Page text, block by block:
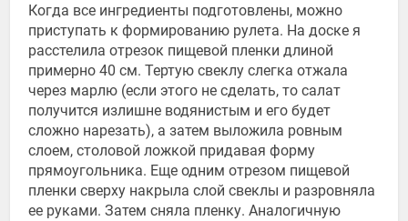
Когда все ингредиенты подготовлены, можно
приступать к формированию рулета. На доске я
расстелила отрезок пищевой пленки длиной
примерно 40 см. Тертую свеклу слегка отжала
через марлю (если этого не сделать, то салат
получится излишне водянистым и его будет
сложно нарезать), а затем выложила ровным
слоем, столовой ложкой придавая форму
прямоугольника. Еще одним отрезом пищевой
пленки сверху накрыла слой свеклы и разровняла
ее руками. Затем сняла пленку. Аналогичную